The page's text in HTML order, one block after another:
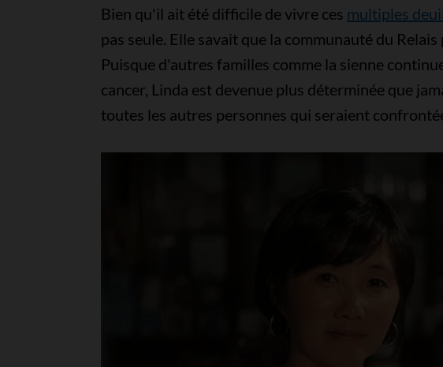
Bien qu'il ait été difficile de vivre ces multiples
pas seule. Elle savait que la communauté du
Puisque d'autres familles comme la sienne
cancer, Linda est devenue plus déterminée que
toutes les autres personnes qui seraient